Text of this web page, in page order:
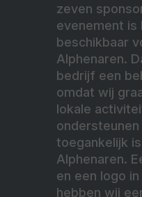
zeven
evenement is
beschikbaar
Alphenaren.
bedrijf een
omdat wij
lokale
toegankelijk
Alphenaren.
en een logo
hebben wij